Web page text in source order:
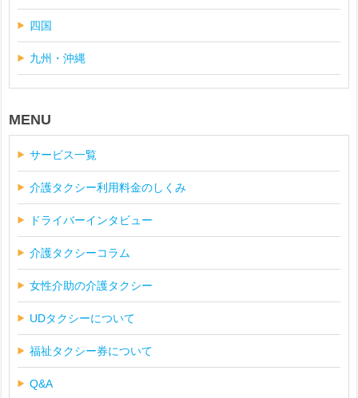
四国
九州・沖縄
MENU
サービス一覧
介護タクシー利用料金のしくみ
ドライバーインタビュー
介護タクシーコラム
女性介助の介護タクシー
UDタクシーについて
福祉タクシー券について
Q&A